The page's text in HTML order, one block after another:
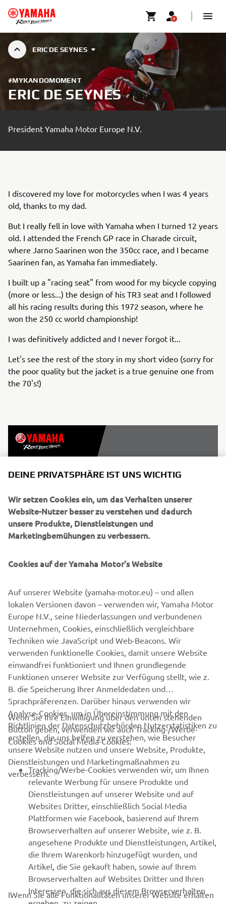
ERIC DE SEYNES
#MYKANDOMOMENT
ERIC DE SEYNES
President Yamaha Motor Europe N.V.
I discovered my love for motorcycles when I was 4 years
old, thanks to my dad.
But I really fell in love with Yamaha when I turned 12 years
old. I attended the French GP race in Charade circuit,
where Jarno Saarinen won the 350cc race, and I became
Saarinen fan, as Yamaha fan immediately.
I built up a "racing seat" from wood for my bicycle copying
(more or less...) the design of his TR3 seat and I followed
all his racing results during this 1972 season, where he
won the 250 cc world championship!
I was definitively addicted and I never forgot it...
Let's see the rest of the story in my short video (sorry for
the poor quality but the jacket is a true genuine one from
the 70's!)
The information and/or imagery on these webpages may
never be used for commercial or non-commercial
purposes without the explicit written consent of Yamaha
Motor Europe N.V. and/or Yamaha Motor Co., Ltd.
Always ride in a safe manner and obey all local road laws.
UNTERNEHMEN
B2B
MEHR YAMAHA
SUPPORT
NEWSLETTER
Erfahre als Erster von den neuesten Angeboten,
Sonderveranstaltungen, Neuerscheinungen und vielem mehr.
DEINE PRIVATSPHÄRE IST UNS WICHTIG
Wir setzen Cookies ein, um das Verhalten unserer
Website-Nutzer besser zu verstehen und dadurch
unsere Produkte, Dienstleistungen und
Marketingbemühungen zu verbessern.
Cookies auf der Yamaha Motor's Website
Auf unserer Website (yamaha-motor.eu) – und allen
lokalen Versionen davon – verwenden wir, Yamaha Motor
Europe N.V., seine Niederlassungen und verbundenen
Unternehmen, Cookies, einschließlich vergleichbare
Techniken wie JavaScript und Web-Beacons. Wir
verwenden funktionelle Cookies, damit unsere Website
einwandfrei funktioniert und Ihnen grundlegende
Funktionen unserer Website zur Verfügung stellt, wie z.
B. die Speicherung Ihrer Anmeldedaten und
Sprachpräferenzen. Darüber hinaus verwenden wir
Analyse-Cookies, um in Übereinstimmung mit den
Richtlinien der Datenschutzbehörden Nutzerstatistiken zu
erstellen, die uns helfen zu verstehen, wie Besucher
unsere Website nutzen und unsere Website, Produkte,
Dienstleistungen und Marketingmaßnahmen zu
verbessern.
Wenn Sie Ihre Einwilligung über den unten stehenden
Button geben, verwenden wir auch Tracking-/Werbe-
Cookies und Social Media-Cookies:
Tracking/Werbe-Cookies verwenden wir, um Ihnen
relevante Werbung für unsere Produkte und
Dienstleistungen auf unserer Website und auf
Websites Dritter, einschließlich Social Media
Plattformen wie Facebook, basierend auf Ihrem
Browserverhalten auf unserer Website, wie z. B.
angesehene Produkte und Dienstleistungen, Artikel,
die Ihrem Warenkorb hinzugefügt wurden, und
Artikel, die Sie gekauft haben, sowie auf Ihrem
Browserverhalten auf Websites Dritter und Ihren
Interessen, die sich aus diesem Browserverhalten
IWenn Sie alle Funktionalitäten unserer Website erhalten